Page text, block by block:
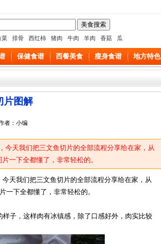
菜 排骨 西红柿 猪肉 牛肉 羊肉 香菇 瓜
保健食谱 西餐美食 瘦身食谱 地方特色
片图解
者：小编
今天我们把三文鱼切片的全部流程分享给在家，从
一下全都懂了，非常轻松的。
天我们把三文鱼切片的全部流程分享给在家，从
一下全都懂了，非常轻松的。
子，这样肉有冰镇感，除了口感好外，肉实比较